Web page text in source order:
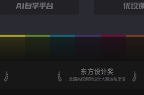
东方设计奖
全国高校创新设计大赛运营单位